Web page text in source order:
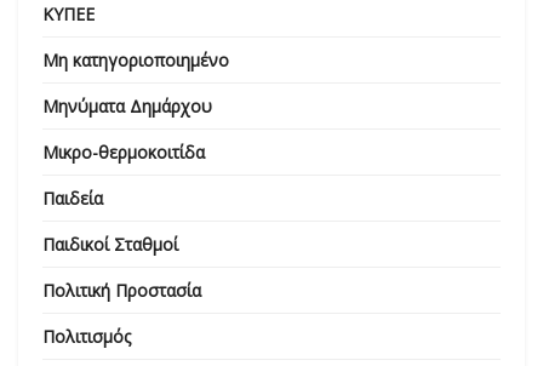
ΚΥΠΕΕ
Μη κατηγοριοποιημένο
Μηνύματα Δημάρχου
Μικρο-θερμοκοιτίδα
Παιδεία
Παιδικοί Σταθμοί
Πολιτική Προστασία
Πολιτισμός